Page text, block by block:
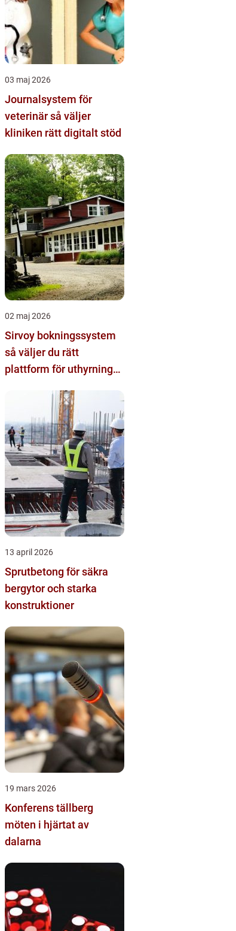
03 maj 2026
Journalsystem för
veterinär så väljer
kliniken rätt digitalt stöd
02 maj 2026
Sirvoy bokningssystem
så väljer du rätt
plattform för uthyrning
13 april 2026
Sprutbetong för säkra
bergytor och starka
konstruktioner
19 mars 2026
Konferens tällberg
möten i hjärtat av
dalarna